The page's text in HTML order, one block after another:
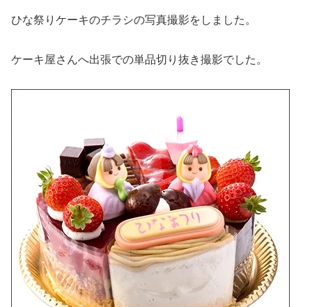
ひな祭りケーキのチラシの写真撮影をしました。
ケーキ屋さんへ出張での単品切り抜き撮影でした。